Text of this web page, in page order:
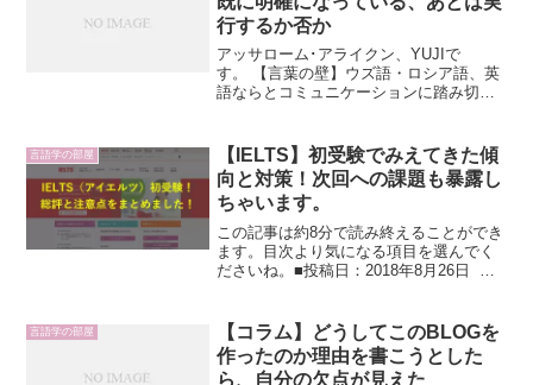
行するか否か
アッサローム･アライクン、YUJIで
す。 【言葉の壁】ウズ語・ロシア語、英
語ならとコミュニケーションに踏み切っ
けたところ、同室の患者がウズ語からタ
ジク語に通訳してくれた。...
言語学の部屋
【IELTS】初受験でみえてきた傾
向と対策！次回への課題も暴露し
ちゃいます。
この記事は約8分で読み終えることができ
ます。目次より気になる項目を選んでく
ださいね。■投稿日：2018年8月26日 北
はじめて受験したIELTS（アイエルツ）...
言語学の部屋
【コラム】どうしてこのBLOGを
作ったのか理由を書こうとした
ら、自分の欠点が見えた